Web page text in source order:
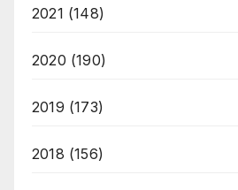
2021 (148)
2020 (190)
2019 (173)
2018 (156)